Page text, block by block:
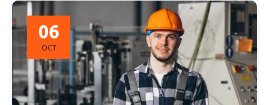
06
OCT